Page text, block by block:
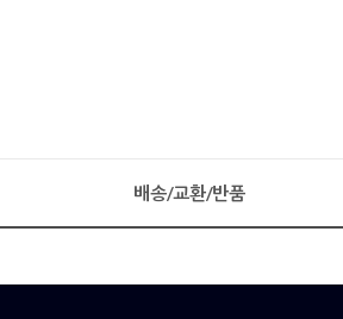
배송/교환/반품